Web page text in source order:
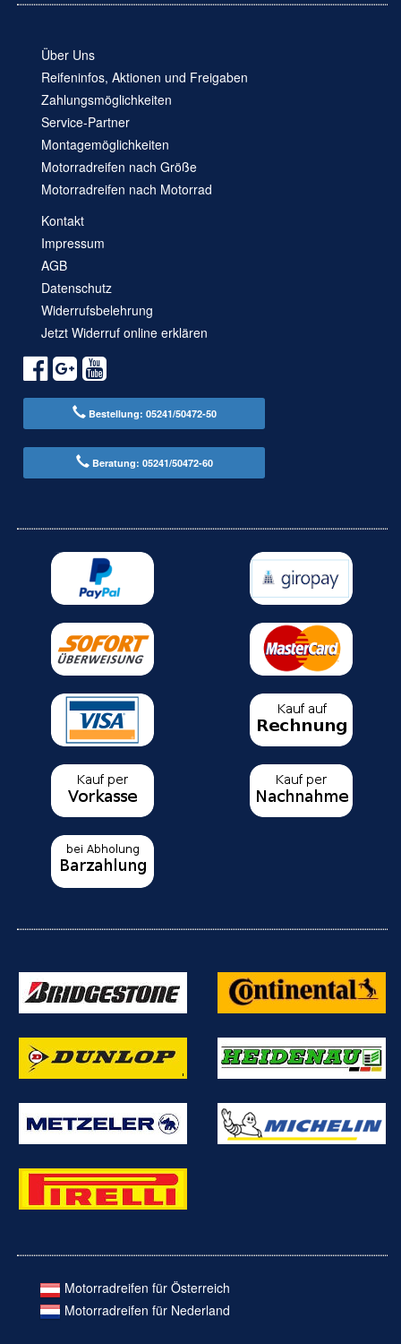
Über Uns
Reifeninfos, Aktionen und Freigaben
Zahlungsmöglichkeiten
Service-Partner
Montagemöglichkeiten
Motorradreifen nach Größe
Motorradreifen nach Motorrad
Kontakt
Impressum
AGB
Datenschutz
Widerrufsbelehrung
Jetzt Widerruf online erklären
Bestellung: 05241/50472-50
Beratung: 05241/50472-60
Motorradreifen für Österreich
Motorradreifen für Nederland